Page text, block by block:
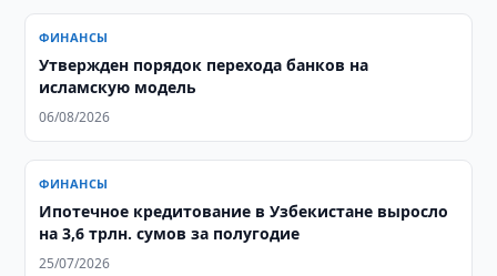
ФИНАНСЫ
Утвержден порядок перехода банков на
исламскую модель
06/08/2026
ФИНАНСЫ
Ипотечное кредитование в Узбекистане выросло
на 3,6 трлн. сумов за полугодие
25/07/2026